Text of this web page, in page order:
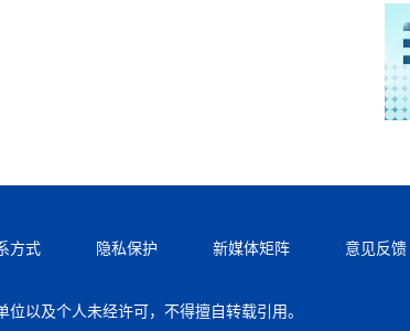
方式 隐私保护 新媒体矩阵 意见反馈
以及个人未经许可，不得擅自转载引用。